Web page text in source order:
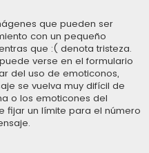
que pueden ser
con un pequeño
que :( denota tristeza.
verse en el formulario
del uso de emoticonos,
se vuelva muy difícil de
o los emoticones del
fijar un límite para el número